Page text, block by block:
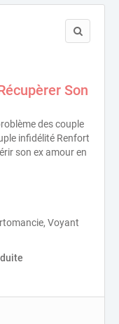
Son
des couple
infidélité Renfort
son ex amour en
Voyant